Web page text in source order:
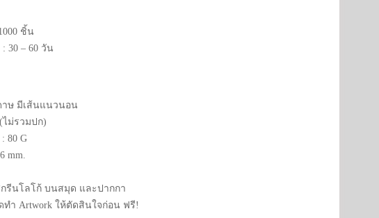
ชิ้น
30 – 60 วัน
ษ มีเส้นแนวนอน
ไม่รวมปก)
80 G
mm.
รีนโลโก้ บนสมุด และปากกา
ำ Artwork ให้ตัดสินใจก่อน ฟรี!